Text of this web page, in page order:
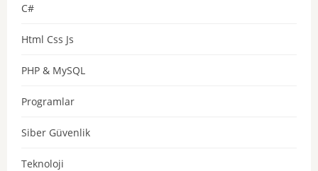
C#
Html Css Js
PHP & MySQL
Programlar
Siber Güvenlik
Teknoloji